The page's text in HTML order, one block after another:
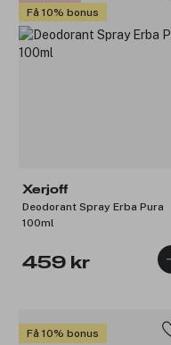
Få 10% bonus
Xerjoff
Deodorant Spray Erba Pura
100ml
459 kr
Få 10% bonus